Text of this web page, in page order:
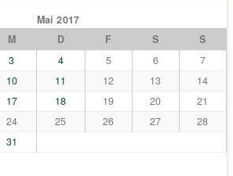
Mai 2017
M D F S
S
3 4 5 6
7
10 11 12 13
14
17 18 19 20
21
24 25 26 27
28
31